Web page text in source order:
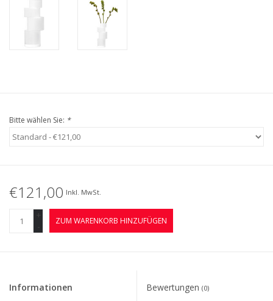
Bitte wählen Sie: *
€121,00 Inkl. MwSt.
+
-
ZUM WARENKORB HINZUFÜGEN
Informationen Bewertungen (0)